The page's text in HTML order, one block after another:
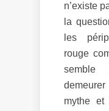
n’existe
la
les
rouge
semble
mythe et